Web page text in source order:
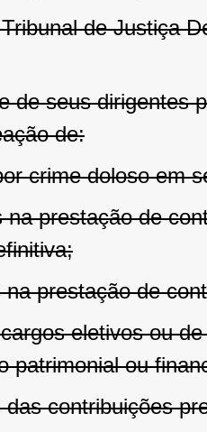
de Justiça
de seus dirigentes
de:
crime doloso em
na prestação de
na prestação de
eletivos ou
patrimonial ou
das contribuições